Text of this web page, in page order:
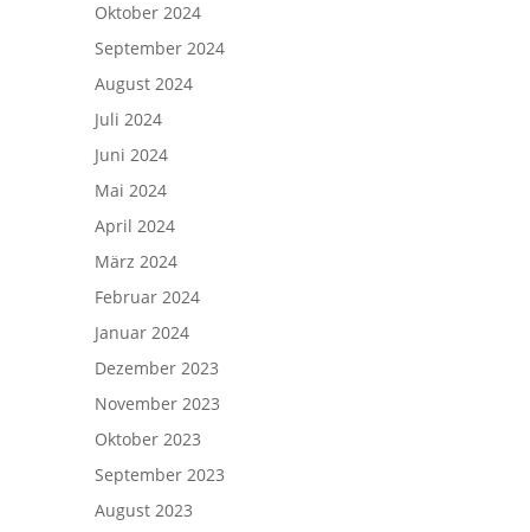
Oktober 2024
September 2024
August 2024
Juli 2024
Juni 2024
Mai 2024
April 2024
März 2024
Februar 2024
Januar 2024
Dezember 2023
November 2023
Oktober 2023
September 2023
August 2023